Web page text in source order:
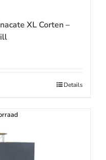
XL Corten –
Details